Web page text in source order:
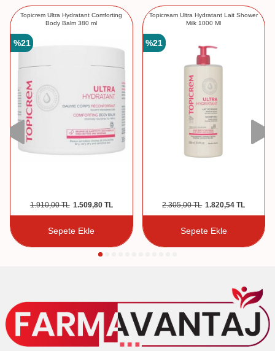
Topicrem Ultra Hydratant Comforting
Body Balm 380 ml
%21
1.910,00TL 1.509,80TL
Sepete Ekle
Topicream Ultra Hydratant Lait Shower
Milk 1000 Ml
%21
2.305,00TL 1.820,54 TL
Sepete Ekle